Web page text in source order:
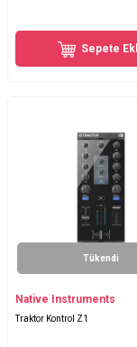
Sepete
Tükendi
Native Instruments
Traktor Kontrol Z1